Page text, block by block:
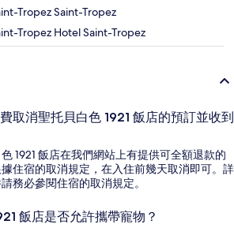
Tropez Saint-Tropez
Tropez Hotel Saint-Tropez
取消聖托貝白色 1921 飯店的預訂並收到
1921 飯店在我們網站上有提供可全額退款的
住宿的取消規定，在入住前幾天取消即可。詳
務必參閱住宿的取消規定。
飯店是否允許攜帶寵物？